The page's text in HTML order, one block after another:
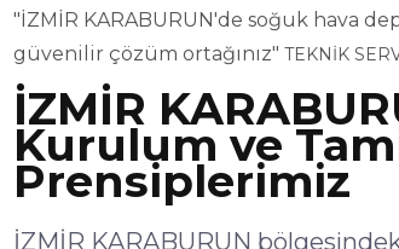
"İZMİR KARABURUN'de soğuk hava
güvenilir çözüm ortağınız" TEKNİK
İZMİR
Kurulum ve
Prensiplerimiz
İZMİR KARABURUN